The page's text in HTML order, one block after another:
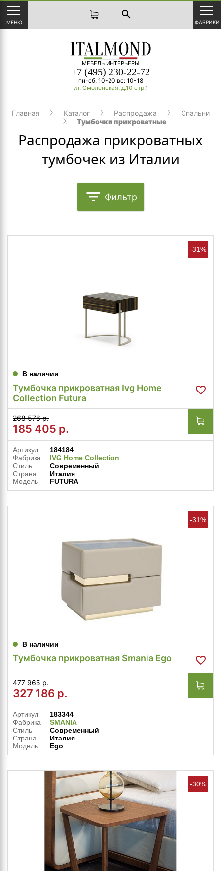
МЕНЮ
search
ФАБРИКИ
МЕБЕЛЬ ИНТЕРЬЕРЫ
+7 (495) 230-22-72
пн-сб: 10-20 вс: 10-18
ул. Смоленская, д.10 стр.1
Главная Каталог Распродажа
Спальни
Тумбочки прикроватные
Распродажа прикроватных
тумбочек из Италии
filter_list Фильтр
-31%
В наличии
Тумбочка прикроватная Ivg Home
Collection Futura
268 576 р.
185 405 р.
Артикул
184184
Фабрика
IVG Home Collection
Стиль
Современный
Страна
Италия
Модель
FUTURA
-31%
В наличии
Тумбочка прикроватная Smania Ego
477 965 р.
327 186 р.
Артикул
183344
Фабрика
SMANIA
Стиль
Современный
Страна
Италия
Модель
Ego
-30%